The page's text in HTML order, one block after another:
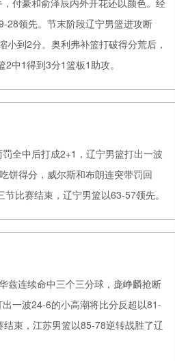
付豪和俞泽辰内外开花还以颜色。经
28领先。节末阶段辽宁男篮进攻断
到2分。奥利弗补篮打破得分荒后，
中1得到3分1篮板1助攻。
全中后打成2+1，辽宁男篮打出一波
饼得分，威尔斯和布朗连突带罚回
比赛结束，辽宁男篮以63-57领先。
兹连续命中三个三分球，庞峥麟抢断
一波24-6的小高潮将比分反超以81-
束，江苏男篮以85-78逆转战胜了辽